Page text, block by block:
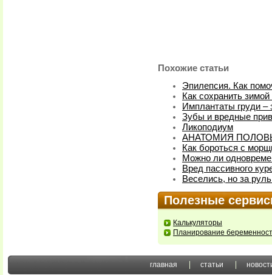
Похожие статьи
Эпилепсия. Как
Как сохранить
Имплантаты груди –
Зубы и вредные
Ликоподиум
АНАТОМИЯ
Как бороться с
Можно ли
Вред пассивного
Веселись, но за
Полезные
Калькуляторы
Планирование
главная статьи